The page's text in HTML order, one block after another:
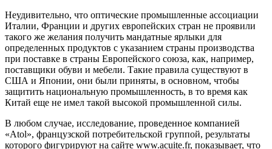
Неудивительно, что оптические промышленные ассоциации
Италии, Франции и других европейских стран не проявили
такого же желания получить мандатные ярлыки для
определенных продуктов с указанием страны производства
при поставке в страны Европейского союза, как, например,
поставщики обуви и мебели. Такие правила существуют в
США и Японии, они были приняты, в основном, чтобы
защитить национальную промышленность, в то время как
Китай еще не имел такой высокой промышленной силы.
В любом случае, исследование, проведенное компанией
«Atol», французской потребительской группой, результаты
которого фигурируют на сайте www.acuite.fr, показывает, что